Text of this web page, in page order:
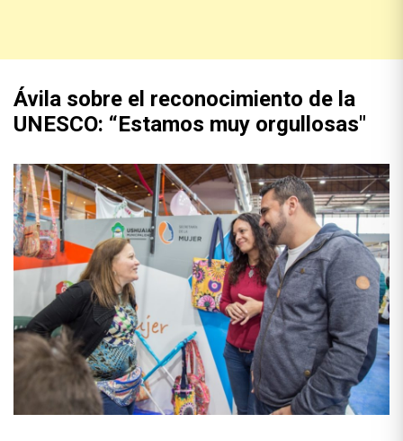
Ávila sobre el reconocimiento de la
UNESCO: “Estamos muy orgullosas"